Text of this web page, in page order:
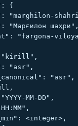
{
"marghilon-
"Марғилон шаҳри",
"fargona-
"asr",
"asr",
MM-DD",
<integer>,